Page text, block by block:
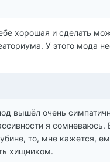
хорошая и сделать
У этого мода
вышёл очень
я сомневаюсь.
то, мне кажется,
хищником.